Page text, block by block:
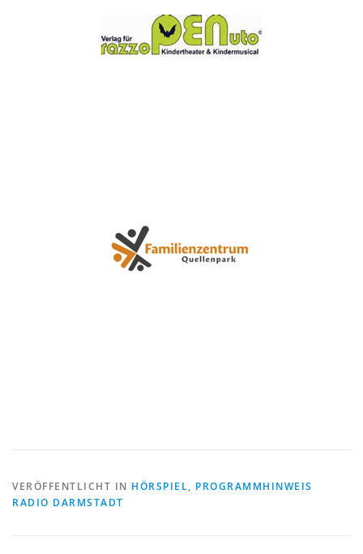
VERÖFFENTLICHT IN HÖRSPIEL, PROGRAMMHINWEIS
RADIO DARMSTADT